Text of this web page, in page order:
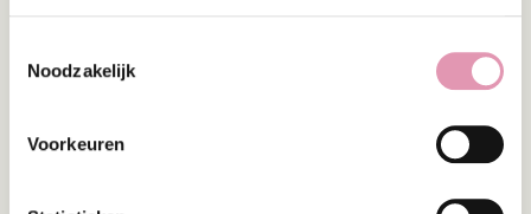
Noodzakelijk
Voorkeuren
Cimermannova, D., & Flesher, I. (2013). Personalized
study of cognitive functioning. Frontiers in human
neuroscience, 7, 108.
3. Steenbergen, L., Sellaro, R., van Hemert, S., Bosch,